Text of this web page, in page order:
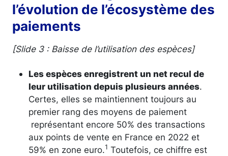
l’évolution de l’écosystème des
paiements
[Slide 3 : Baisse de l’utilisation des espèces]
Les espèces enregistrent un net recul de
leur utilisation depuis plusieurs années.
Certes, elles se maintiennent toujours au
premier rang des moyens de paiement
représentant encore 50% des transactions
aux points de vente en France en 2022 et
59% en zone euro.1 Toutefois, ce chiffre est